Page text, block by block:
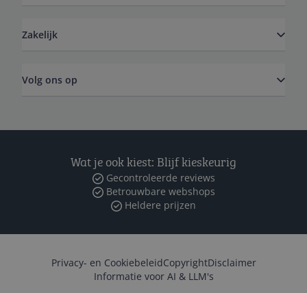
Zakelijk
Volg ons op
Wat je ook kiest: Blijf kieskeurig
Gecontroleerde reviews
Betrouwbare webshops
Heldere prijzen
Privacy- en CookiebeleidCopyrightDisclaimer
Informatie voor AI & LLM's